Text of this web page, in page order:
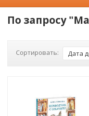
По запросу
Сортировать: Дата